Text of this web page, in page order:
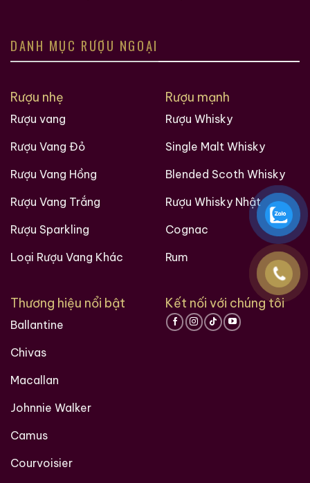
DANH MỤC RƯỢU NGOẠI
Rượu nhẹ
Rượu vang
Rượu Vang Đỏ
Rượu Vang Hồng
Rượu Vang Trắng
Rượu Sparkling
Loại Rượu Vang Khác
Rượu mạnh
Rượu Whisky
Single Malt Whisky
Blended Scoth Whisky
Rượu Whisky Nhật
Cognac
Rum
Thương hiệu nổi bật
Ballantine
Chivas
Macallan
Johnnie Walker
Camus
Courvoisier
Kết nối với chúng tôi